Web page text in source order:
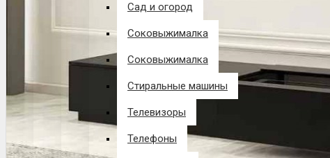
Сад и огород
Соковыжималка
Соковыжималка
Стиральные машины
Телевизоры
Телефоны